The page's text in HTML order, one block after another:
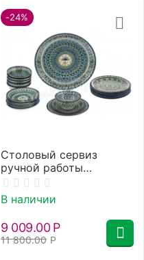
-24%
Столовый сервиз
ручной работы
"Риштан"
В наличии
11 800.00 Р
9 009.00 Р